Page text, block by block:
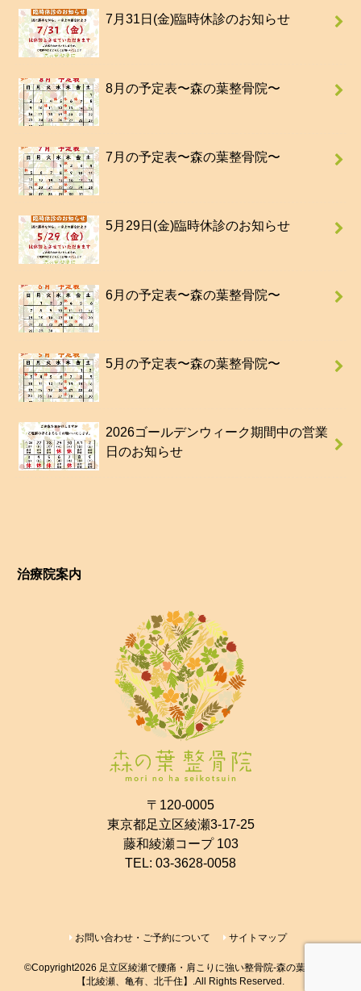
7月31日(金)臨時休診のお知らせ
8月の予定表〜森の葉整骨院〜
7月の予定表〜森の葉整骨院〜
5月29日(金)臨時休診のお知らせ
6月の予定表〜森の葉整骨院〜
5月の予定表〜森の葉整骨院〜
2026ゴールデンウィーク期間中の営業
日のお知らせ
治療院案内
〒120-0005
東京都足立区綾瀬3-17-25
藤和綾瀬コープ 103
TEL: 03-3628-0058
お問い合わせ・ご予約について サイトマップ
©Copyright2026 足立区綾瀬で腰痛・肩こりに強い整骨院-森の葉整骨院-
【北綾瀬、亀有、北千住】
.All Rights Reserved.